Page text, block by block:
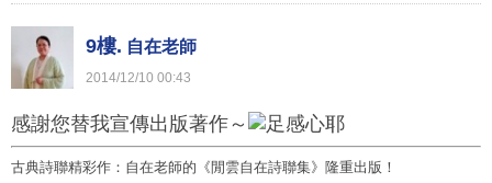
9樓. 自在老師
2014/12/10 00:43
感謝您替我宣傳出版著作～
古典詩聯精彩作：自在老師的《閒雲自在詩聯集》隆重出版！